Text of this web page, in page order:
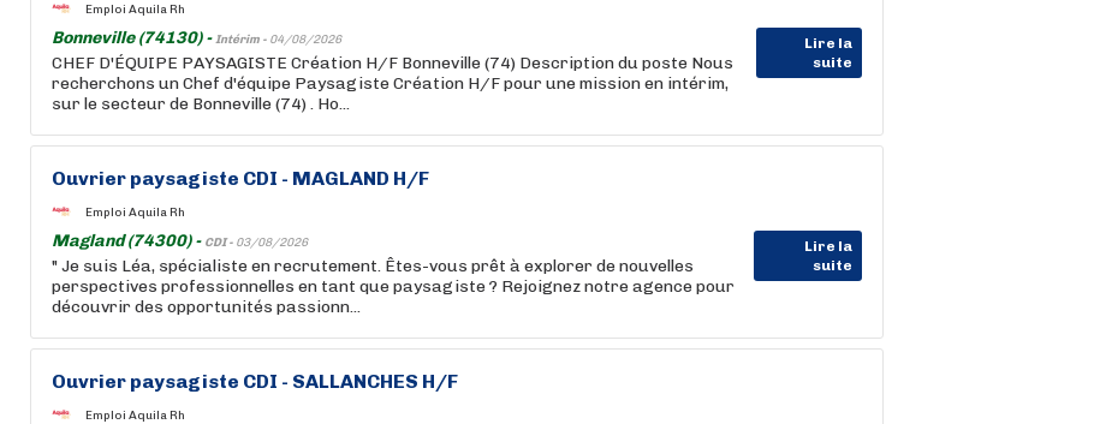
Emploi Aquila Rh
Bonneville (74130) -Intérim - 04/08/2026
Lire la
suite
CHEF D'ÉQUIPE PAYSAGISTE Création H/F Bonneville (74) Description du poste Nous
recherchons un Chef d'équipe Paysagiste Création H/F pour une mission en intérim,
sur le secteur de Bonneville (74) . Ho...
Ouvrier paysagiste CDI - MAGLAND H/F
Emploi Aquila Rh
Magland (74300) - CDI - 03/08/2026
Lire la
suite
" Je suis Léa, spécialiste en recrutement. Êtes-vous prêt à explorer de nouvelles
perspectives professionnelles en tant que paysagiste ? Rejoignez notre agence pour
découvrir des opportunités passionn...
Ouvrier paysagiste CDI - SALLANCHES H/F
Emploi Aquila Rh